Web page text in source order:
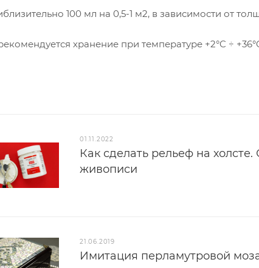
100 мл на 0,5-1 м2, в зависимости от
хранение при температуре +2°C ÷
01.11.2022
Как сделать рельеф на
живописи
21.06.2019
Имитация перламутровой